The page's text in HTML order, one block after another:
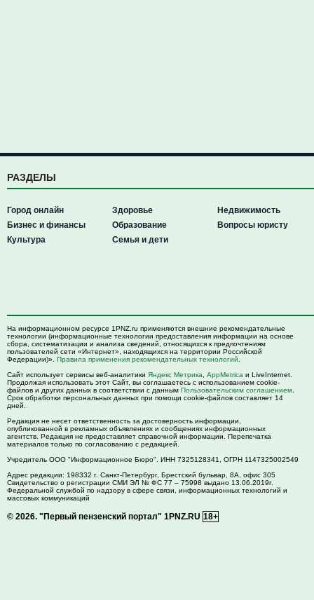
РАЗДЕЛЫ
Город онлайн
Бизнес и финансы
Культура
Здоровье
Образование
Семья и дети
Недвижимость
Вопросы юристу
На информационном ресурсе 1PNZ.ru применяются внешние рекомендательные
технологии (информационные технологии предоставления информации на основе
сбора, систематизации и анализа сведений, относящихся к предпочтениям
пользователей сети «Интернет», находящихся на территории Российской
Федерации)». Правила применения рекомендательных технологий
Сайт использует сервисы веб-аналитики Яндекс Метрика AppMetrica и LiveInternet.
Продолжая использовать этот Сайт, вы соглашаетесь с использованием cookie-
файлов и других данных в соответствии с данным Пользовательским соглашением
Срок обработки персональных данных при помощи cookie-файлов составляет 14
дней.
Редакция не несет ответственность за достоверность информации,
опубликованной в рекламных объявлениях и сообщениях информационных
агентств. Редакция не предоставляет справочной информации. Перепечатка
материалов только по согласованию с редакцией.
Учредитель ООО "Информационное Бюро". ИНН 7325128341, ОГРН 1147325002549
Адрес редакции: 198332 г. Санкт-Петербург, Брестский бульвар, 8А, офис 305
Свидетельство о регистрации СМИ ЭЛ № ФС 77 – 75998 выдано 13.06.2019г.
Федеральной службой по надзору в сфере связи, информационных технологий и
массовых коммуникаций
© 2026. "Первый пензенский портал" 1PNZ.RU 18+